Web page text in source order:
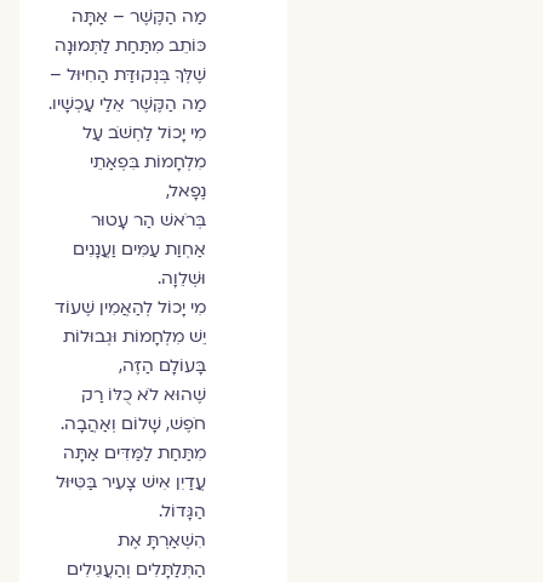
מַה הַקֶּשֶׁר – אַתָּה
כּוֹתֵב מִתַּחַת לַתְּמוּנָה
שֶׁלְּךָ בְּנְקוּדַּת הַחִיּוּל –
מַה הַקֶּשֶׁר אֵלַי עַכְשָׁיו.
מִי יָכוֹל לַחְשֹׁב עַל
מִלְחָמוֹת בִּפְאַתֵי
נֶפָאל,
בְּרֹאשׁ הַר עָטוּר
אַחְוַת עַמִּים וַעֲנָנִים
וּשְׁלֵוָה.
מִי יָכוֹל לְהַאֲמִין שֶׁעוֹד
יֵשׁ מִלְחָמוֹת וּגְבוּלוֹת
בָּעוֹלָם הַזֶּה,
שֶׁהוּא לֹא כֻלּוֹ רַק
חֹפֶשׁ, שָׁלוֹם וְאַהֲבָה.
מִתַּחַת לַמַּדִּים אַתָּה
עֲדַיִן אִישׁ צָעִיר בַּטִּיּוּל
הַגָּדוֹל.
הִשְׁאַרְתָּ אֶת
הַתְּלַתָּלִים וְהַעֲגִילִים